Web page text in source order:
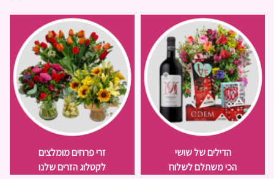
הדילים של שושי
הכי משתלם לשלוח
זרי פרחים מומלצים
לקטלוג הזרים שלנו